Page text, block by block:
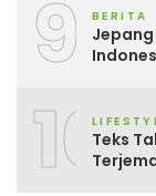
9 BERITA
10Teks